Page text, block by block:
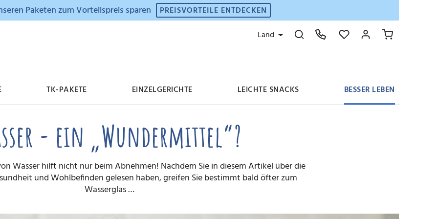
Paketen zum Vorteilspreis sparen PREISVORTEILE ENTDECKEN
TK-PAKETE EINZELGERICHTE LEICHTE SNACKS BESSER LEBEN
Journal (pdf) Vegetarisch
Süße Mahlzeiten
Müslis
Frucht-Snacks
Land
- ein „Wundermittel“?
Wasser hilft nicht nur beim Abnehmen! Nachdem Sie in diesem Artikel über die
und Wohlbefinden gelesen haben, greifen Sie bestimmt bald öfter zum
Wasserglas …